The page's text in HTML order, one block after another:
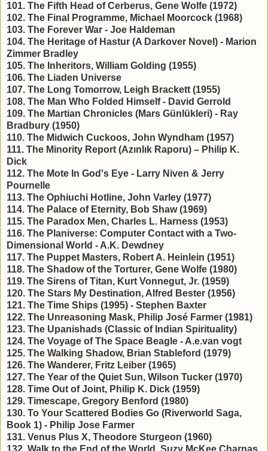
101. The Fifth Head of Cerberus, Gene Wolfe (1972)
102. The Final Programme, Michael Moorcock (1968)
103. The Forever War - Joe Haldeman
104. The Heritage of Hastur (A Darkover Novel) - Marion
Zimmer Bradley
105. The Inheritors, William Golding (1955)
106. The Liaden Universe
107. The Long Tomorrow, Leigh Brackett (1955)
108. The Man Who Folded Himself - David Gerrold
109. The Martian Chronicles (Mars Günlükleri) - Ray
Bradbury (1950)
110. The Midwich Cuckoos, John Wyndham (1957)
111. The Minority Report (Azınlık Raporu) – Philip K.
Dick
112. The Mote In God's Eye - Larry Niven & Jerry
Pournelle
113. The Ophiuchi Hotline, John Varley (1977)
114. The Palace of Eternity, Bob Shaw (1969)
115. The Paradox Men, Charles L. Harness (1953)
116. The Planiverse: Computer Contact with a Two-
Dimensional World - A.K. Dewdney
117. The Puppet Masters, Robert A. Heinlein (1951)
118. The Shadow of the Torturer, Gene Wolfe (1980)
119. The Sirens of Titan, Kurt Vonnegut, Jr. (1959)
120. The Stars My Destination, Alfred Bester (1956)
121. The Time Ships (1995) - Stephen Baxter
122. The Unreasoning Mask, Philip José Farmer (1981)
123. The Upanishads (Classic of Indian Spirituality)
124. The Voyage of The Space Beagle - A.e.van vogt
125. The Walking Shadow, Brian Stableford (1979)
126. The Wanderer, Fritz Leiber (1965)
127. The Year of the Quiet Sun, Wilson Tucker (1970)
128. Time Out of Joint, Philip K. Dick (1959)
129. Timescape, Gregory Benford (1980)
130. To Your Scattered Bodies Go (Riverworld Saga,
Book 1) - Philip Jose Farmer
131. Venus Plus X, Theodore Sturgeon (1960)
132. Walk to the End of the World, Suzy McKee Charnas